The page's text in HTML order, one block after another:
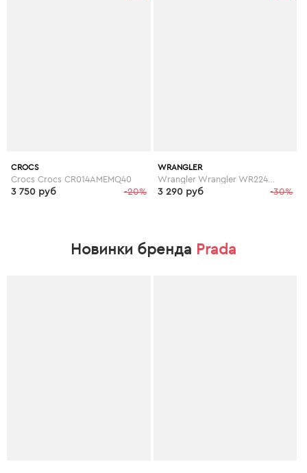
CROCS
Crocs Crocs CR014AMEMQ40
-20%
3 750 руб
WRANGLER
Wrangler Wrangler WR224AMELL78
-30%
3 290 руб
Новинки бренда Prada